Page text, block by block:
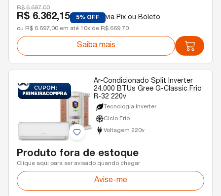
R$ 6.697,00
R$ 6.362,15 5% OFF via Pix ou Boleto
ou R$ 6.697,00 em até 10x de R$ 669,70
Saiba mais
Ar-Condicionado Split Inverter
24.000 BTUs Gree G-Classic Frio
R-32 220v
Tecnologia Inverter
Ciclo Frio
Voltagem 220v
Produto fora de estoque
Clique aqui para ser avisado quando chegar
Avise-me